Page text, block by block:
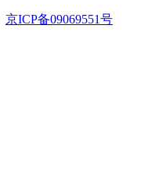
京ICP备09069551号